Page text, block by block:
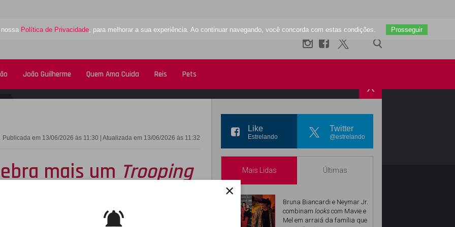
×
Política de Privacidade, para melhorar a sua experiência. Ao continuar navegando, você concorda com estas condições. Prosseguir
João Guilherme Quem Ama Cuida Reis Pets
X
Publicada em 13/06/2026 às 11:30 | Atualizada em 13/06/2026 às 11:32
mais um Trooping
e os filhos
Like
Estrelando
Twitter
@estrelando
Mais Lidas Últimas
Bruna Biancardi e Neymar Jr.
combinam looks com Mavie e
Mel em arraiá da família que
INSTAGRAM